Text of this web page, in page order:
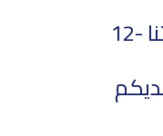
12- نحن نتعهد بالامتثال للتشريعات واللوائح الخاصة بحماية البيانات في الدول التي نعمل بها، ونعمل على تحديث سياساتنا